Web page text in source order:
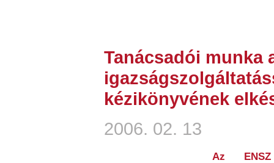
Tanácsadói munka
kézikönyvének
2006. 02. 13
Az